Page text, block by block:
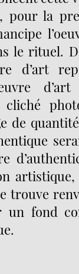
pour la
le rituel.
d’art
de
artistique,
trouve
un fond